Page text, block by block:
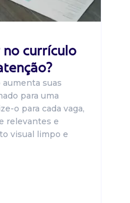
currículo
suas
para uma
o para cada vaga,
relevantes e
visual limpo e